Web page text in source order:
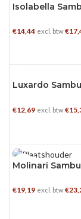
0.7 L
Isolabella
€14,44 excl. btw€
0.7 L
Luxardo
€12,69 excl. btw€
1 L
Molinari
€19,19 excl. btw€